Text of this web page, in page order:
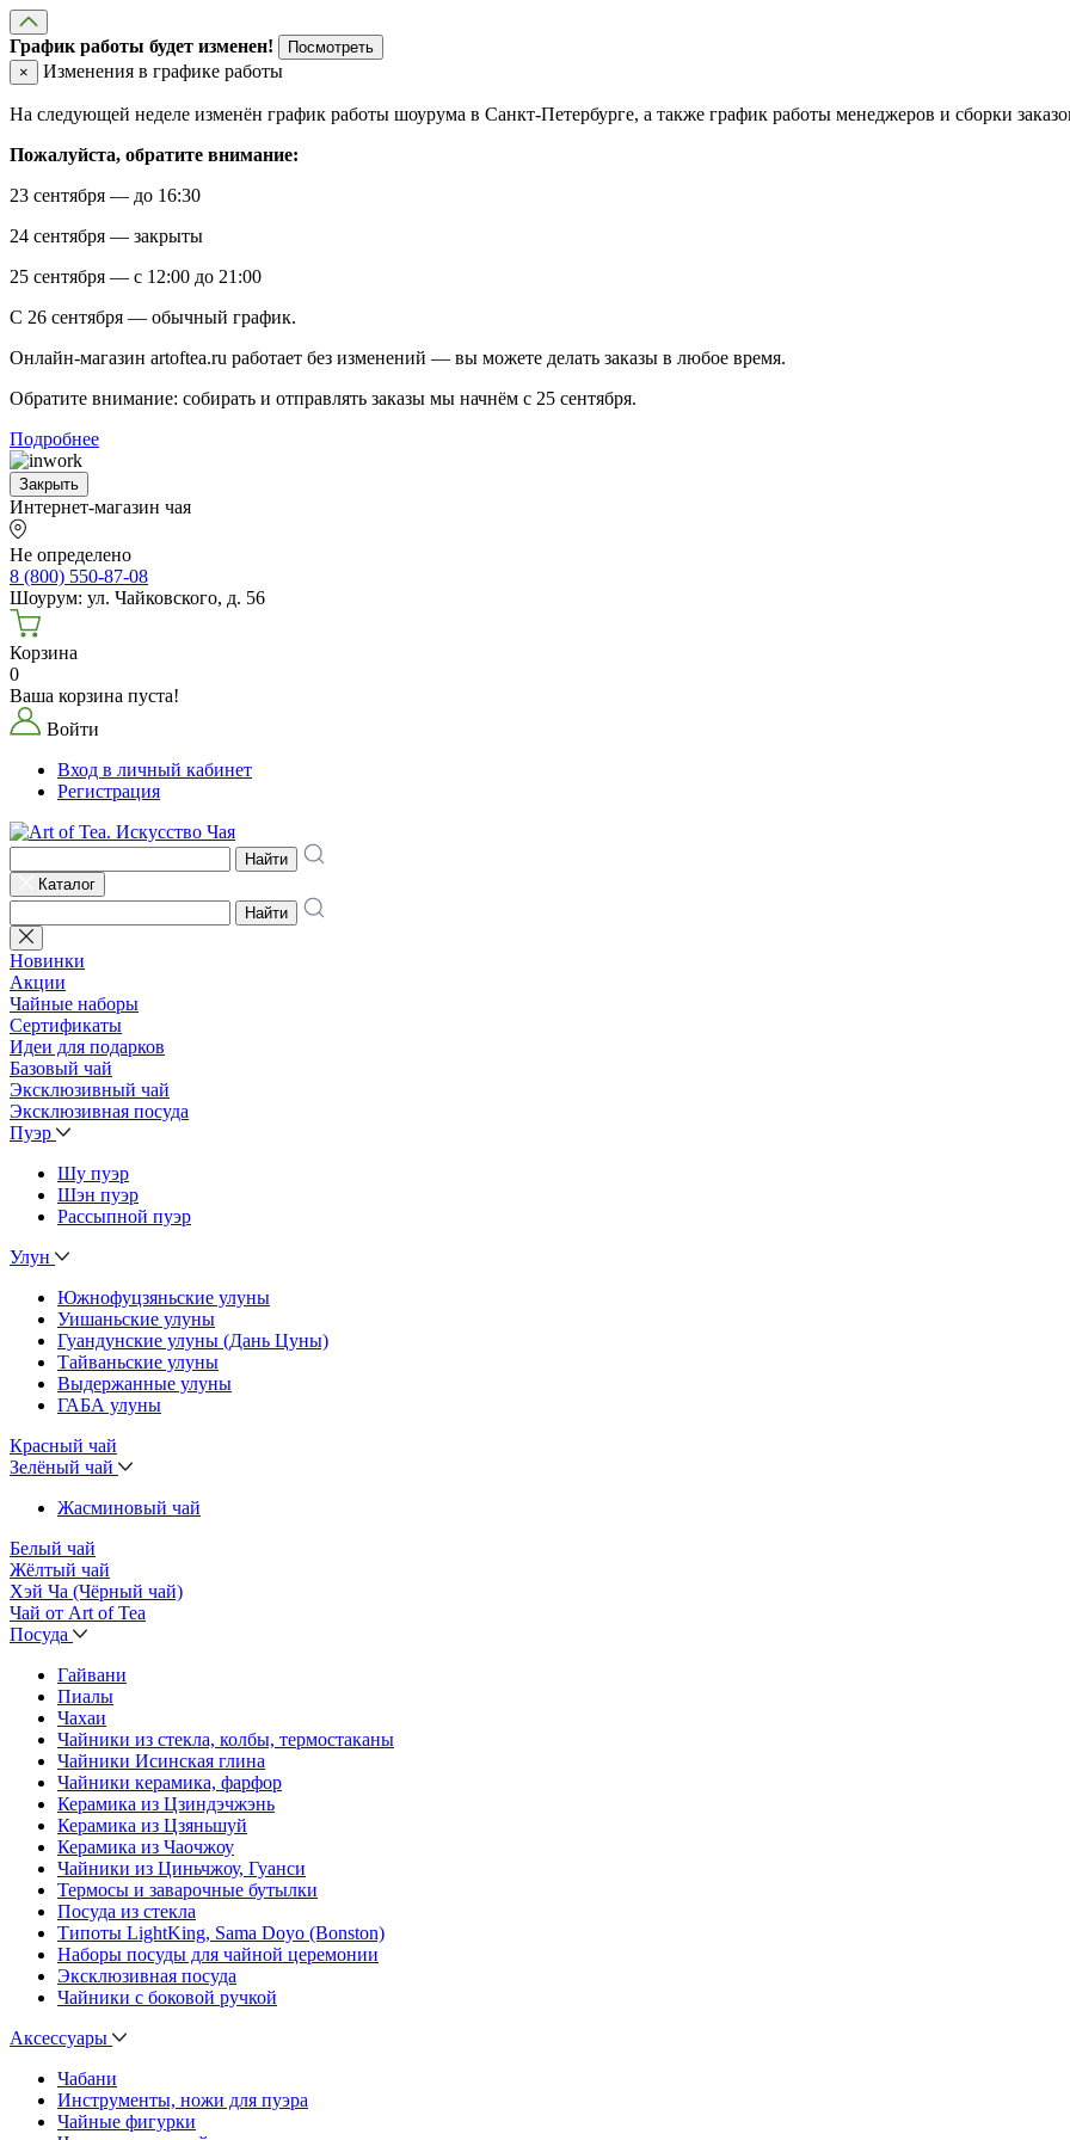
График работы будет изменен!
Посмотреть
×
Изменения в графике работы
На следующей неделе изменён график работы шоурума в Санкт-Петербурге, а также график работы менеджеров и сборки
Пожалуйста, обратите внимание:
23 сентября — до 16:30
24 сентября — закрыты
25 сентября — с 12:00 до 21:00
С 26 сентября — обычный график.
Онлайн-магазин artoftea.ru работает без изменений — вы можете делать заказы в любое время.
Обратите внимание: собирать и отправлять заказы мы начнём с 25 сентября.
Подробнее
Закрыть
Интернет-магазин чая
Не определено
8 (800) 550-87-08
Шоурум: ул. Чайковского, д. 56
Корзина
0
Ваша корзина пуста!
Войти
Вход в личный кабинет
Регистрация
Найти
Каталог
Найти
Новинки
Акции
Чайные наборы
Сертификаты
Идеи для подарков
Базовый чай
Эксклюзивный чай
Эксклюзивная посуда
Пуэр
Шу пуэр
Шэн пуэр
Рассыпной пуэр
Улун
Южнофуцзяньские улуны
Уишаньские улуны
Гуандунские улуны (Дань Цуны)
Тайваньские улуны
Выдержанные улуны
ГАБА улуны
Красный чай
Зелёный чай
Жасминовый чай
Белый чай
Жёлтый чай
Хэй Ча (Чёрный чай)
Чай от Art of Tea
Посуда
Гайвани
Пиалы
Чахаи
Чайники из стекла, колбы, термостаканы
Чайники Исинская глина
Чайники керамика, фарфор
Керамика из Цзиндэчжэнь
Керамика из Цзяньшуй
Керамика из Чаочжоу
Чайники из Циньчжоу, Гуанси
Термосы и заварочные бутылки
Посуда из стекла
Типоты LightKing, Sama Doyo (Bonston)
Наборы посуды для чайной церемонии
Эксклюзивная посуда
Чайники с боковой ручкой
Аксессуары
Чабани
Инструменты, ножи для пуэра
Чайные фигурки